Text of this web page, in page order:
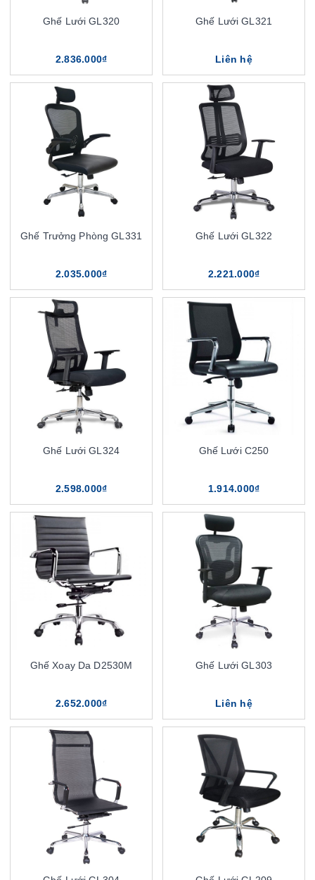
Ghế Lưới GL320
2.836.000₫
Ghế Lưới GL321
Liên hệ
Ghế Trưởng Phòng GL331
2.035.000₫
Ghế Lưới GL322
2.221.000₫
Ghế Lưới GL324
2.598.000₫
Ghế Lưới C250
1.914.000₫
Ghế Xoay Da D2530M
2.652.000₫
Ghế Lưới GL303
Liên hệ